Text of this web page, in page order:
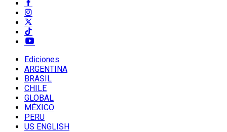
Ediciones
ARGENTINA
BRASIL
CHILE
GLOBAL
MÉXICO
PERU
US ENGLISH